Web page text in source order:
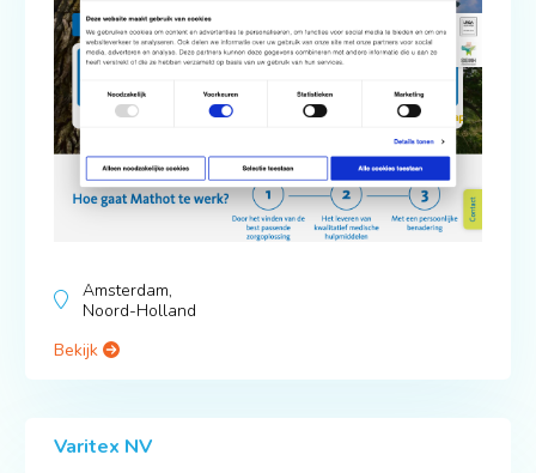
Amsterdam,
Noord-Holland
Bekijk
Varitex NV